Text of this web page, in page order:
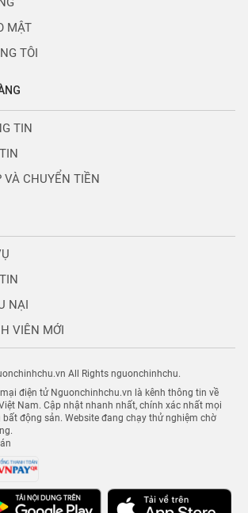
MẬT
TÔI
TIN
VÀ CHUYỂN TIỀN
NẠI
VIÊN MỚI
All Rights nguonchinhchu.
điện tử Nguonchinhchu.vn là kênh thông tin về
Nam. Cập nhật nhanh nhất, chính xác nhất mọi
động sản. Website đang chạy thử nghiệm chờ